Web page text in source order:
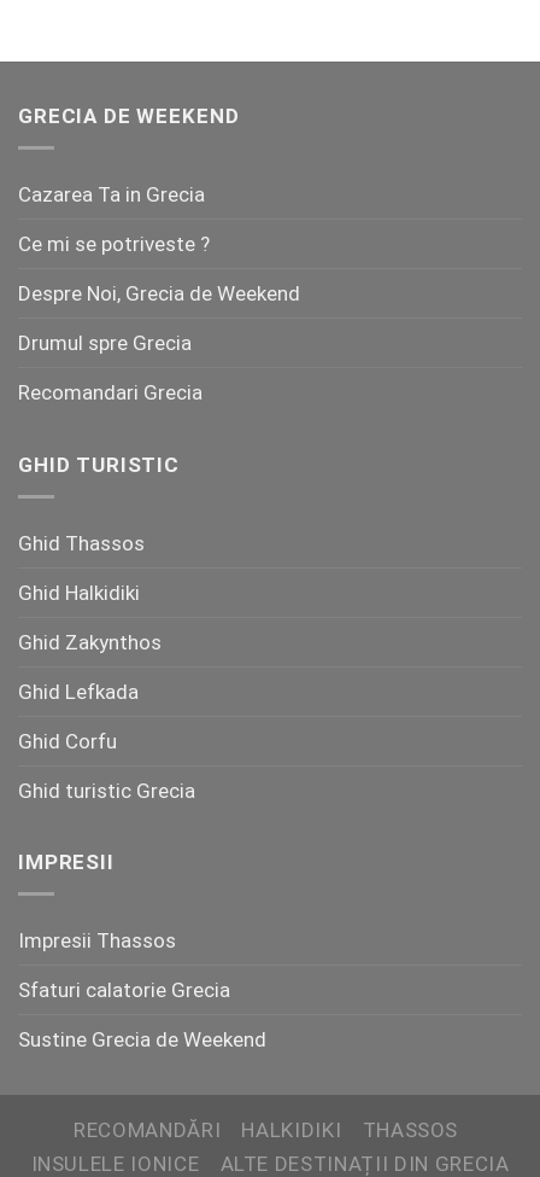
GRECIA DE WEEKEND
Cazarea Ta in Grecia
Ce mi se potriveste ?
Despre Noi, Grecia de Weekend
Drumul spre Grecia
Recomandari Grecia
GHID TURISTIC
Ghid Thassos
Ghid Halkidiki
Ghid Zakynthos
Ghid Lefkada
Ghid Corfu
Ghid turistic Grecia
IMPRESII
Impresii Thassos
Sfaturi calatorie Grecia
Sustine Grecia de Weekend
RECOMANDĂRI HALKIDIKI
THASSOS
INSULELE IONICE
ALTE DESTINAȚII DIN GRECIA